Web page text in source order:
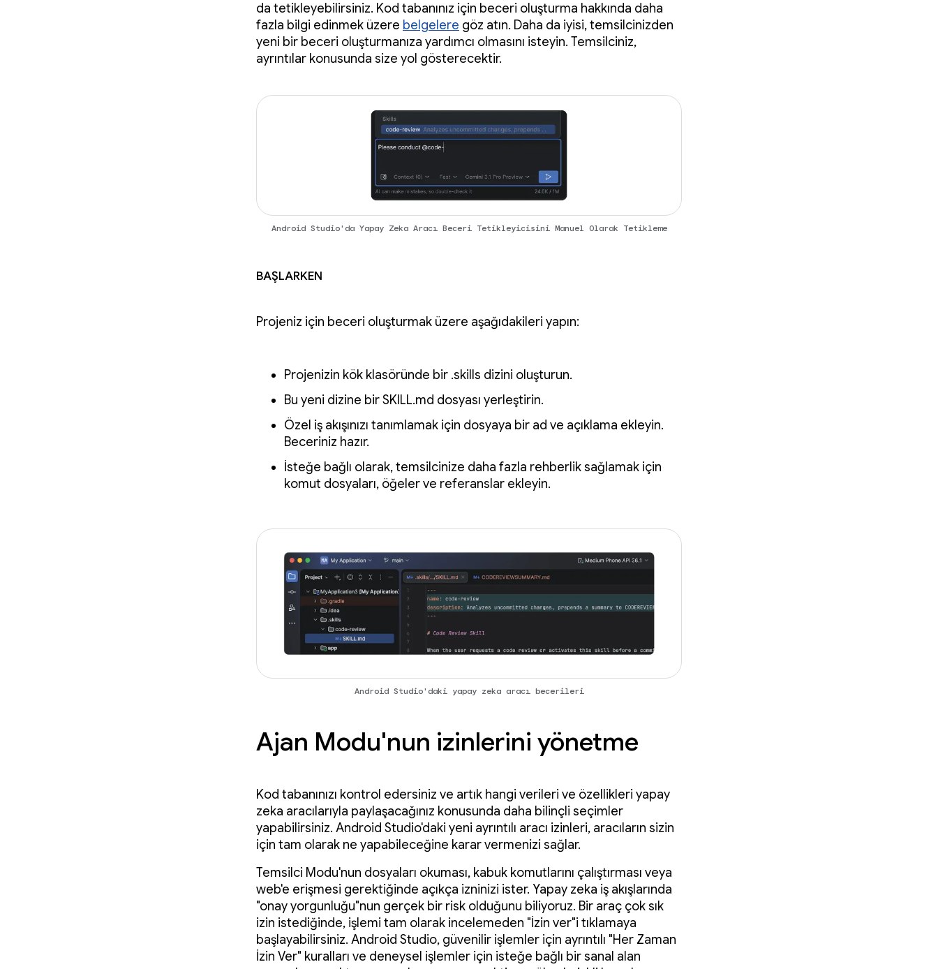
da tetikleyebilirsiniz. Kod tabanınız için beceri oluşturma hakkında daha
fazla bilgi edinmek üzere belgelere göz atın. Daha da iyisi, temsilcinizden
yeni bir beceri oluşturmanıza yardımcı olmasını isteyin. Temsilciniz,
ayrıntılar konusunda size yol gösterecektir.
Android Studio'da Yapay Zeka Aracı Beceri Tetikleyicisini Manuel Olarak Tetikleme
Başlarken
Projeniz için beceri oluşturmak üzere aşağıdakileri yapın:
Projenizin kök klasöründe bir .skills dizini oluşturun.
Bu yeni dizine bir SKILL.md dosyası yerleştirin.
Özel iş akışınızı tanımlamak için dosyaya bir ad ve açıklama ekleyin.
Beceriniz hazır.
İsteğe bağlı olarak, temsilcinize daha fazla rehberlik sağlamak için
komut dosyaları, öğeler ve referanslar ekleyin.
Android Studio'daki yapay zeka aracı becerileri
Ajan Modu'nun izinlerini yönetme
Kod tabanınızı kontrol edersiniz ve artık hangi verileri ve özellikleri yapay
zeka aracılarıyla paylaşacağınız konusunda daha bilinçli seçimler
yapabilirsiniz. Android Studio'daki yeni ayrıntılı aracı izinleri, aracıların sizin
için tam olarak ne yapabileceğine karar vermenizi sağlar.
Temsilci Modu'nun dosyaları okuması, kabuk komutlarını çalıştırması veya
web'e erişmesi gerektiğinde açıkça izninizi ister. Yapay zeka iş akışlarında
"onay yorgunluğu"nun gerçek bir risk olduğunu biliyoruz. Bir araç çok sık
izin istediğinde, işlemi tam olarak incelemeden "İzin ver"i tıklamaya
başlayabilirsiniz. Android Studio, güvenilir işlemler için ayrıntılı "Her Zaman
İzin Ver" kuralları ve deneysel işlemler için isteğe bağlı bir sanal alan